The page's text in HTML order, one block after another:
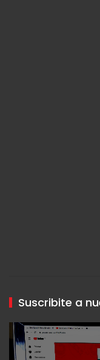
Suscribite a